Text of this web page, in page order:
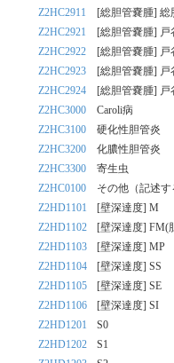
Z2HC2911
[総胆管嚢腫] 総
Z2HC2921
[総胆管嚢腫] 戸
Z2HC2922
[総胆管嚢腫] 戸
Z2HC2923
[総胆管嚢腫] 戸
Z2HC2924
[総胆管嚢腫] 戸
Z2HC3000
Caroli病
Z2HC3100
硬化性胆管炎
Z2HC3200
化膿性胆管炎
Z2HC3300
寄生虫
Z2HC0100
その他（記述す
Z2HD1101
[壁深達度] M
Z2HD1102
[壁深達度] FM(
Z2HD1103
[壁深達度] MP
Z2HD1104
[壁深達度] SS
Z2HD1105
[壁深達度] SE
Z2HD1106
[壁深達度] SI
Z2HD1201
S0
Z2HD1202
S1